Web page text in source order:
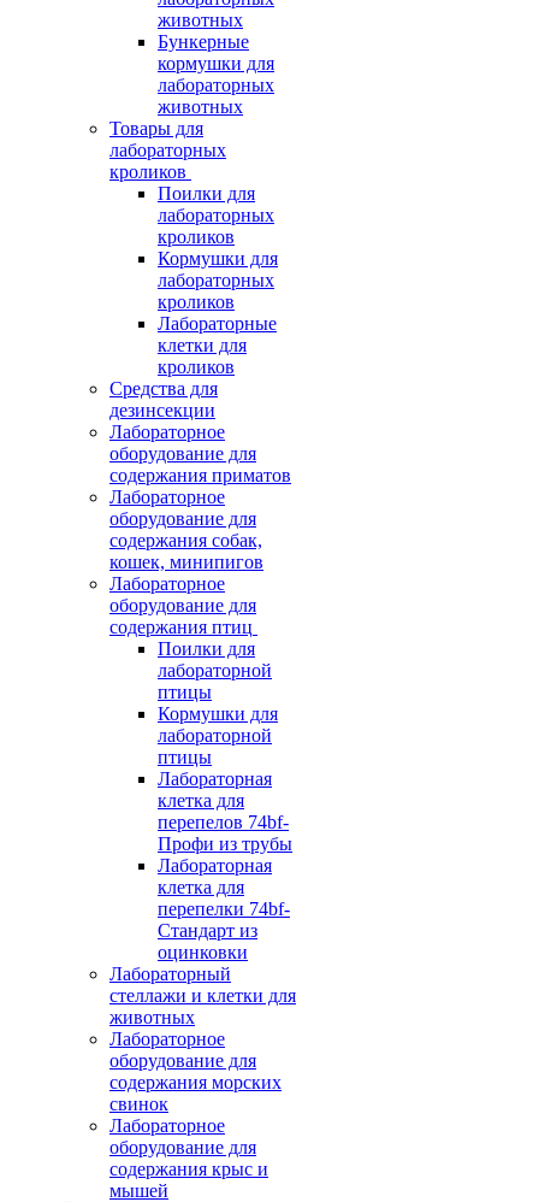
животных
Бункерные
кормушки для
лабораторных
животных
Товары для
лабораторных
кроликов
Поилки для
лабораторных
кроликов
Кормушки для
лабораторных
кроликов
Лабораторные
клетки для
кроликов
Средства для
дезинсекции
Лабораторное
оборудование для
содержания приматов
Лабораторное
оборудование для
содержания собак,
кошек, минипигов
Лабораторное
оборудование для
содержания птиц
Поилки для
лабораторной
птицы
Кормушки для
лабораторной
птицы
Лабораторная
клетка для
перепелов 74bf-
Профи из трубы
Лабораторная
клетка для
перепелки 74bf-
Стандарт из
оцинковки
Лабораторный
стеллажи и клетки для
животных
Лабораторное
оборудование для
содержания морских
свинок
Лабораторное
оборудование для
содержания крыс и
мышей